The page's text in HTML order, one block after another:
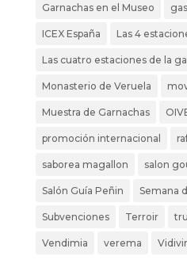
Garnachas en el Museo
ICEX España Las 4
Las cuatro estaciones de la
Monasterio de Veruela
Muestra de Garnachas
promoción internacional
saborea magallon salon
Salón Guía Peñin Semana
Subvenciones Terroir
Vendimia verema